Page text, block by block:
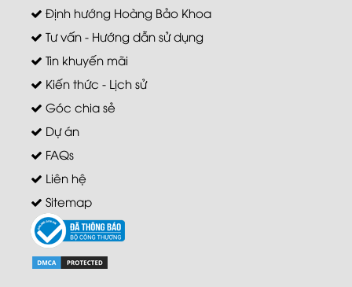
Định hướng Hoàng Bảo Khoa
Tư vấn - Hướng dẫn sử dụng
Tin khuyến mãi
Kiến thức - Lịch sử
Góc chia sẻ
Dự án
FAQs
Liên hệ
Sitemap